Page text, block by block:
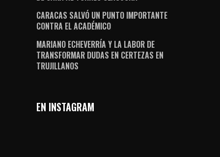
CARACAS SALVÓ UN PUNTO IMPORTANTE
CONTRA EL ACADÉMICO
MARIANO ECHEVERRÍA Y LA LABOR DE
TRANSFORMAR DUDAS EN CERTEZAS EN
TRUJILLANOS
EN INSTAGRAM